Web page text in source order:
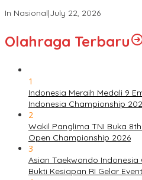
In Nasional|July 22, 2026
Olahraga Terbaru
1
Indonesia Meraih Medali 9
Indonesia Championship
2
Wakil Panglima TNI Buka
Open Championship 2026
3
Asian Taekwondo Indonesia
Bukti Kesiapan RI Gelar